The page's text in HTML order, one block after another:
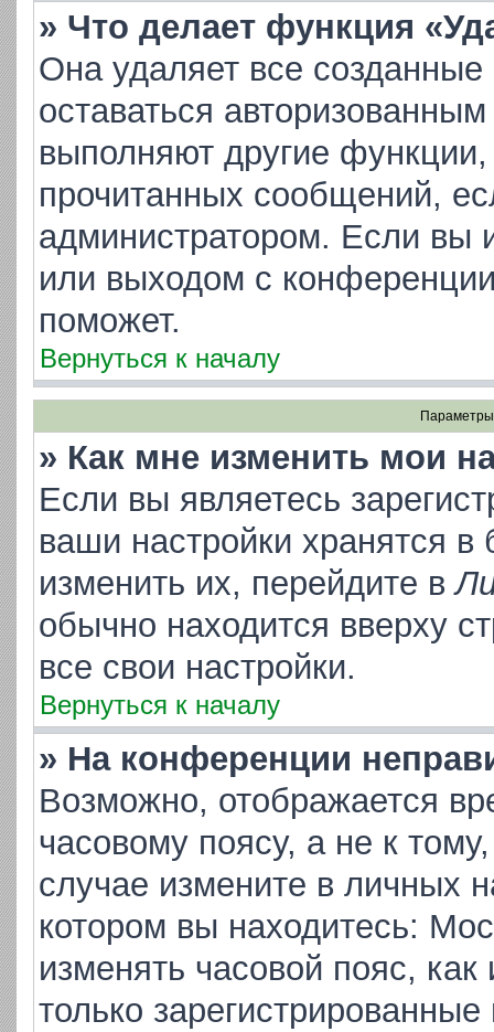
» Что делает функция
Она удаляет все
оставаться
выполняют другие
прочитанных сообщений,
администратором. Если вы
или выходом с
поможет.
Вернуться к началу
Параметры
» Как мне изменить мои
Если вы являетесь
ваши настройки хранятся
изменить их, перейдите в
обычно находится вверху
все свои настройки.
Вернуться к началу
» На конференции
Возможно, отображается
часовому поясу, а не к
случае измените в личных
котором вы находитесь:
изменять часовой пояс,
только